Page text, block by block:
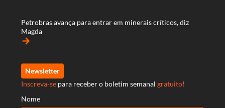
Petrobras avança para entrar em minerais críticos, diz
Magda
arrow_forward
Newsletter
Inscreva-se para receber o boletim semanal gratuito!
Nome